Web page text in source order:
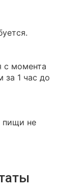
с момента
за 1 час до
пищи не